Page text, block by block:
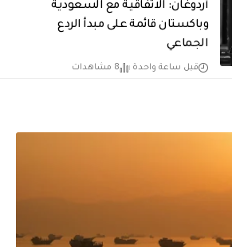
أردوغان: الاتفاقية مع السعودية
وباكستان قائمة على مبدأ الردع
الجماعي
قبل ساعة واحدة 8 مشاهدات